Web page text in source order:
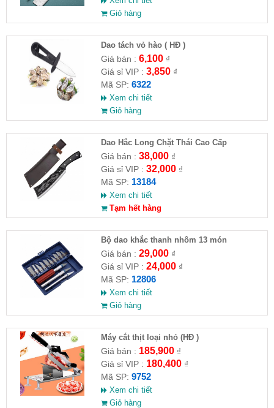
Giỏ hàng
Dao tách vỏ hào ( HĐ )
Giá bán : 6,100₫
Giá sỉ VIP : 3,850₫
Mã SP: 6322
Xem chi tiết
Giỏ hàng
Dao Hắc Long Chặt Thái Cao Cấp
Giá bán : 38,000₫
Giá sỉ VIP : 32,000₫
Mã SP: 13184
Xem chi tiết
Tạm hết hàng
Bộ dao khắc thanh nhôm 13 món
Giá bán : 29,000₫
Giá sỉ VIP : 24,000₫
Mã SP: 12806
Xem chi tiết
Giỏ hàng
Máy cắt thịt loại nhỏ (HĐ )
Giá bán : 185,900₫
Giá sỉ VIP : 180,400₫
Mã SP: 9752
Xem chi tiết
Giỏ hàng